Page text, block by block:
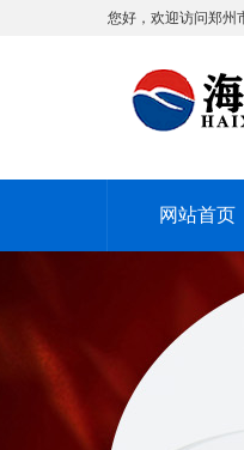
您好，欢迎访问郑州
网站首页